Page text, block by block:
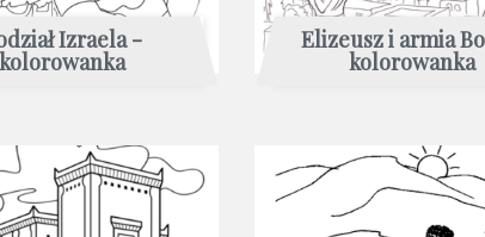
Izraela -
kolorowanka
Elizeusz i armia
kolorowanka